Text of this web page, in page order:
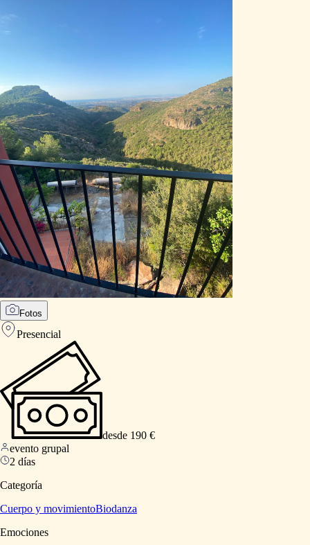
Fotos
Presencial
desde 190 €
evento grupal
2 días
Categoría
Cuerpo y movimientoBiodanza
Emociones